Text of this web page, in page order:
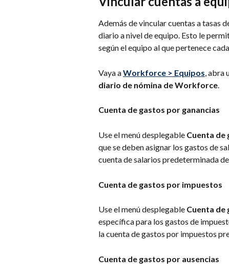
Además de vincular cuentas a tasas
diario a nivel de equipo. Esto le
según el equipo al que pertenece
Vaya a Workforce > Equipos , abra
diario de nómina de Workforce
Cuenta de gastos por ganancias
Use el menú desplegable Cuenta de
que se deben asignar los gastos de
cuenta de salarios predeterminada
Cuenta de gastos por impuestos
Use el menú desplegable Cuenta de
específica para los gastos de
la cuenta de gastos por impuestos
Cuenta de gastos por ausencias